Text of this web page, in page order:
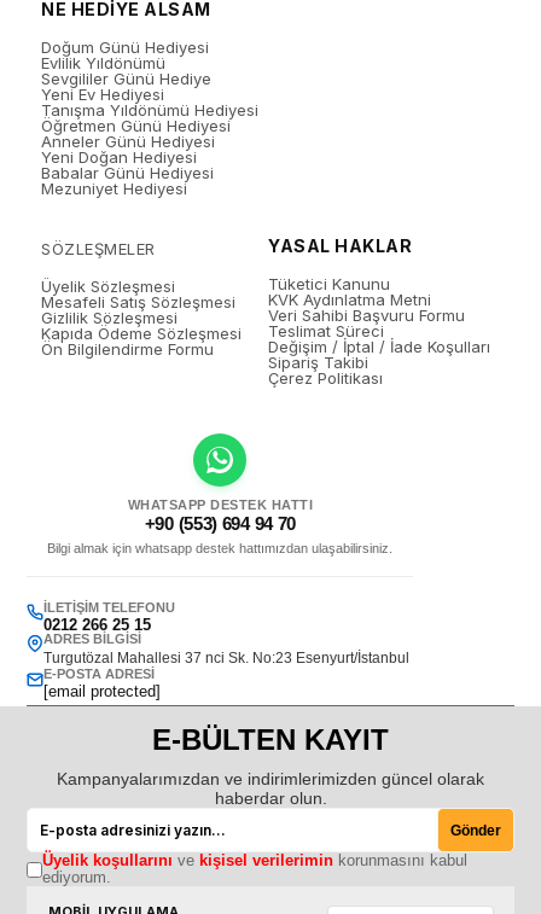
NE HEDİYE ALSAM
Doğum Günü Hediyesi
Evlilik Yıldönümü
Sevgililer Günü Hediye
Yeni Ev Hediyesi
Tanışma Yıldönümü Hediyesi
Öğretmen Günü Hediyesi
Anneler Günü Hediyesi
Yeni Doğan Hediyesi
Babalar Günü Hediyesi
Mezuniyet Hediyesi
SÖZLEŞMELER
Üyelik Sözleşmesi
Mesafeli Satış Sözleşmesi
Gizlilik Sözleşmesi
Kapıda Ödeme Sözleşmesi
Ön Bilgilendirme Formu
YASAL HAKLAR
Tüketici Kanunu
KVK Aydınlatma Metni
Veri Sahibi Başvuru Formu
Teslimat Süreci
Değişim / İptal / İade Koşulları
Sipariş Takibi
Çerez Politikası
WHATSAPP DESTEK HATTI
+90 (553) 694 94 70
Bilgi almak için whatsapp destek hattımızdan ulaşabilirsiniz.
İLETIŞIM TELEFONU
0212 266 25 15
ADRES BILGISI
Turgutözal Mahallesi 37 nci Sk. No:23 Esenyurt/İstanbul
E-POSTA ADRESI
[email protected]
E-BÜLTEN KAYIT
Kampanyalarımızdan ve indirimlerimizden güncel olarak
haberdar olun.
Gönder
Üyelik koşullarını ve kişisel verileriminkorunmasını kabul
ediyorum.